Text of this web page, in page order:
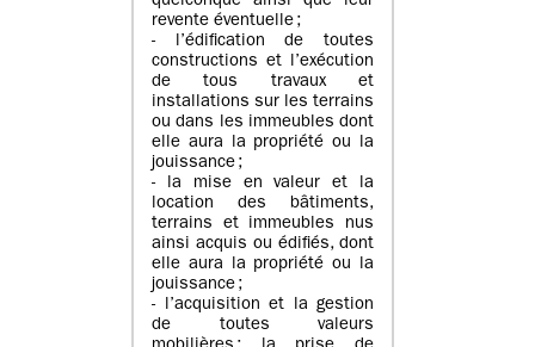
revente éventuelle ;
- l’édification de toutes
constructions et l’exécution
de tous travaux et
installations sur les terrains
ou dans les immeubles dont
elle aura la propriété ou la
jouissance ;
- la mise en valeur et la
location des bâtiments,
terrains et immeubles nus
ainsi acquis ou édifiés, dont
elle aura la propriété ou la
jouissance ;
- l’acquisition et la gestion
de toutes valeurs